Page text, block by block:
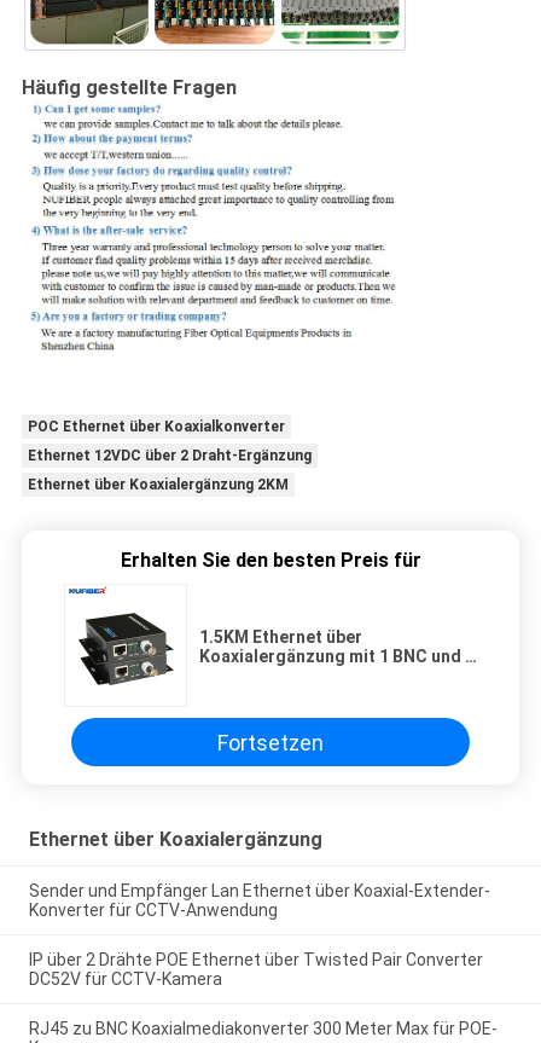
Häufig gestellte Fragen
POC Ethernet über Koaxialkonverter
Ethernet 12VDC über 2 Draht-Ergänzung
Ethernet über Koaxialergänzung 2KM
Erhalten Sie den besten Preis für
1.5KM Ethernet über
Koaxialergänzung mit 1 BNC und 1
Fortsetzen
Ethernet über Koaxialergänzung
Sender und Empfänger Lan Ethernet über Koaxial-Extender-
Konverter für CCTV-Anwendung
IP über 2 Drähte POE Ethernet über Twisted Pair Converter
DC52V für CCTV-Kamera
RJ45 zu BNC Koaxialmediakonverter 300 Meter Max für POE-